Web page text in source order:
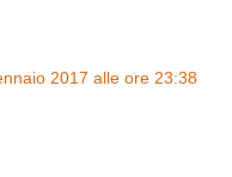
2017 alle ore 23:38